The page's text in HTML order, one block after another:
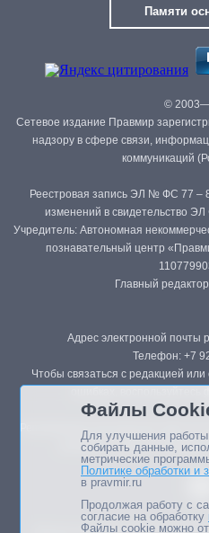
Памяти
©
Сетевое издание Правмир
надзору в сфере связи,
коммуникаций
Реестровая запись ЭЛ № ФС 77 –
изменений в свидетельство
Учредитель: Автономная
познавательный центр
Главный
Адрес электронной почты
Телефон: +7
Чтобы связаться с редакцией
Републикация материалов сайта в
возможна только с
Файлы
Для улучшения
собирать данные,
метрические
Политике обработки
в pravmir.ru
Продолжая работу с
согласие на обработку
Файлы cookie можно